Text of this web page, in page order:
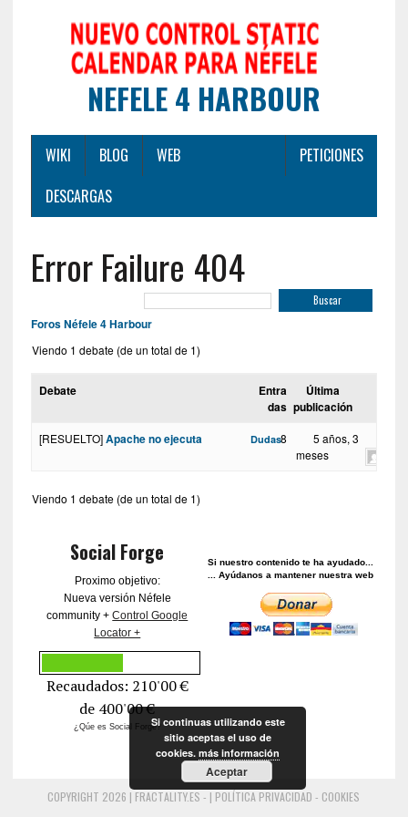
NEFELE 4 HARBOUR
WIKI BLOG PETICIONES
WEB
DESCARGAS
Error Failure 404
Foros Néfele 4 Harbour
Viendo 1 debate (de un total de 1)
Debate
Entra
das
Última
publicación
[RESUELTO] Apache no ejecuta Dudas8
5 años, 3
meses
Viendo 1 debate (de un total de 1)
Social Forge
Proximo objetivo:
Nueva versión Néfele
community +Control Google
Locator +
Recaudados: 210'00 €
de 400'00 €
¿Qúe es Social Forge?
Si nuestro contenido te ha ayudado...
... Ayúdanos a mantener nuestra web
COPYRIGHT 2026 | FRACTALITY.ES - | POLÍTICA PRIVACIDAD - COOKIES
Si continuas utilizando este
sitio aceptas el uso de
cookies. más información
Aceptar